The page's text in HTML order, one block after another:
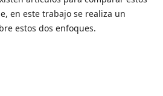
en este trabajo se realiza un
estos dos enfoques.